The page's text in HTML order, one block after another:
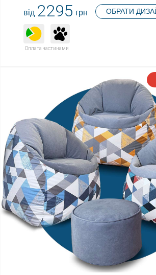
вигляд роблять Fiji улюбленцем літніх
Сів — і більше не хочеш вставати.
ОБРАТИ
від 2295 грн
Оплата частинами